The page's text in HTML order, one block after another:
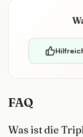
FAQ
Was ist die